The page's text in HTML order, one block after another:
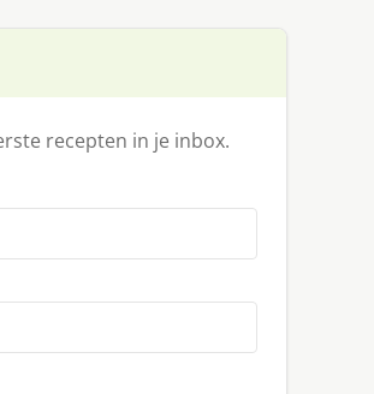
recepten in je inbox.